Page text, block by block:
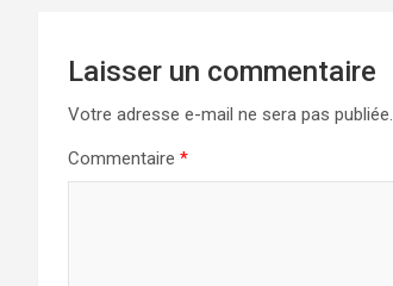
Laisser un commentaire
Votre adresse e-mail ne sera pas publiée.
Commentaire *